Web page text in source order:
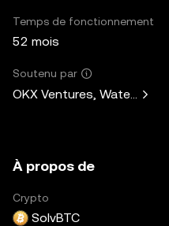
Temps de fonctionnement
52 mois
Soutenu par
OKX Ventures, Waterdrip
À propos de
Crypto
SolvBTC